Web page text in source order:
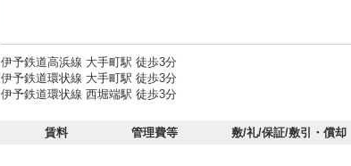
伊予鉄道高浜線 大手町駅 徒歩3分
伊予鉄道環状線 大手町駅 徒歩3分
伊予鉄道環状線 西堀端駅 徒歩3分
賃料 管理費等 敷/礼/保証/敷引・償却